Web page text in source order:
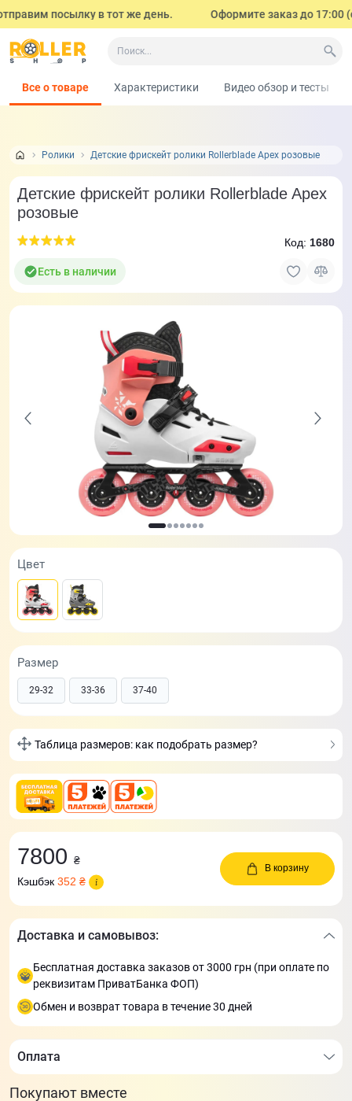
посылку в тот же день. Оформите заказ до 17:00 (с
Ролики Детские фрискейт ролики Rollerblade Apex розовые
Все о товаре Характеристики Видео обзор и тесты
Детские фрискейт ролики Rollerblade Apex
розовые
Есть в наличии
Код: 1680
Цвет
Размер
29-32 33-36 37-40
Таблица размеров: как подобрать размер?
7800 ₴
Кэшбэк 352 ₴
В корзину
Доставка и самовывоз:
Бесплатная доставка заказов от 3000 грн (при оплате по
реквизитам ПриватБанка ФОП)
Обмен и возврат товара в течение 30 дней
Оплата
Покупают вместе